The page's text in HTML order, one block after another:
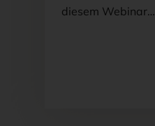
diesem Webinar…